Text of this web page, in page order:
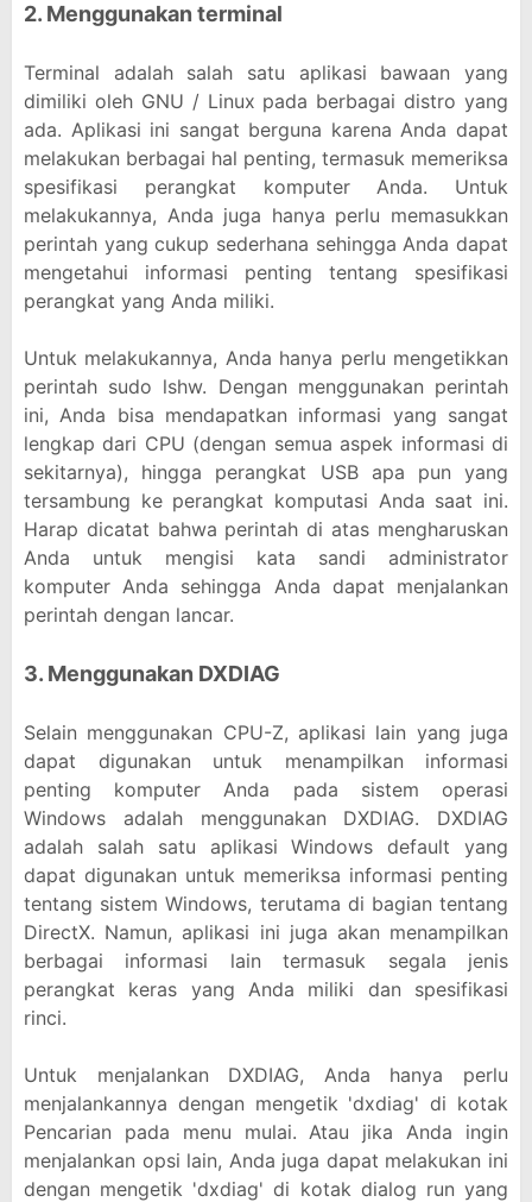
2. Menggunakan terminal
Terminal adalah salah satu aplikasi bawaan yang
dimiliki oleh GNU / Linux pada berbagai distro yang
ada. Aplikasi ini sangat berguna karena Anda dapat
melakukan berbagai hal penting, termasuk memeriksa
spesifikasi perangkat komputer Anda. Untuk
melakukannya, Anda juga hanya perlu memasukkan
perintah yang cukup sederhana sehingga Anda dapat
mengetahui informasi penting tentang spesifikasi
perangkat yang Anda miliki.
Untuk melakukannya, Anda hanya perlu mengetikkan
perintah sudo lshw. Dengan menggunakan perintah
ini, Anda bisa mendapatkan informasi yang sangat
lengkap dari CPU (dengan semua aspek informasi di
sekitarnya), hingga perangkat USB apa pun yang
tersambung ke perangkat komputasi Anda saat ini.
Harap dicatat bahwa perintah di atas mengharuskan
Anda untuk mengisi kata sandi administrator
komputer Anda sehingga Anda dapat menjalankan
perintah dengan lancar.
3. Menggunakan DXDIAG
Selain menggunakan CPU-Z, aplikasi lain yang juga
dapat digunakan untuk menampilkan informasi
penting komputer Anda pada sistem operasi
Windows adalah menggunakan DXDIAG. DXDIAG
adalah salah satu aplikasi Windows default yang
dapat digunakan untuk memeriksa informasi penting
tentang sistem Windows, terutama di bagian tentang
DirectX. Namun, aplikasi ini juga akan menampilkan
berbagai informasi lain termasuk segala jenis
perangkat keras yang Anda miliki dan spesifikasi
rinci.
Untuk menjalankan DXDIAG, Anda hanya perlu
menjalankannya dengan mengetik 'dxdiag' di kotak
Pencarian pada menu mulai. Atau jika Anda ingin
menjalankan opsi lain, Anda juga dapat melakukan ini
dengan mengetik 'dxdiag' di kotak dialog run yang